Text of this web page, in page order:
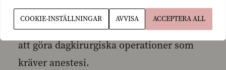
COOKIE-INSTÄLLNINGAR AVVISA ACCEPTERA ALL
fulljouren till tolv centralsjukhus, medan
bl.a de mindre sjukhusen fråntas rätten
att göra dagkirurgiska operationer som
kräver anestesi.